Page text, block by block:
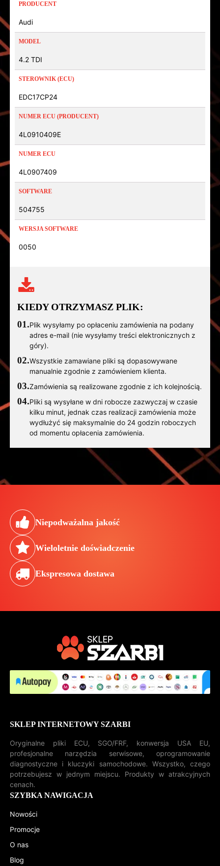
PRODUCENT
Audi
MODEL
4.2 TDI
STEROWNIK (ECU)
EDC17CP24
NUMER ECU (PRODUCENT)
4L0910409E
NUMER ECU
4L0907409
SOFTWARE
504755
WERSJA SOFTWARE
0050
KIEDY OTRZYMASZ PLIK:
01.Plik wysyłamy po opłaceniu zamówienia na podany
adres e-mail (nie wysyłamy treści elektronicznych z
góry).
02.Wszystkie zamawiane pliki są dopasowywane
manualnie zgodnie z zamówieniem klienta.
03.Zamówienia są realizowane zgodnie z ich kolejnością.
04.Pliki są wysyłane w dni robocze zazwyczaj w czasie
kilku minut, jednak czas realizacji zamówienia może
wydłużyć się maksymalnie do 24 godzin roboczych
od momentu opłacenia zamówienia.
Niepodważalna jakość
Wieloletnie doświadczenie
Ekspresowa dostawa
SKLEP INTERNETOWY SZARBI
Oryginalne pliki ECU, SGO/FRF, konwersja USA EU,
profesjonalne narzędzia serwisowe, oprogramowanie
diagnostyczne i kluczyki samochodowe. Wszystko, czego
potrzebujesz w jednym miejscu. Produkty w atrakcyjnych
cenach.
SZYBKA NAWIGACJA
Nowości
Promocje
O nas
Blog